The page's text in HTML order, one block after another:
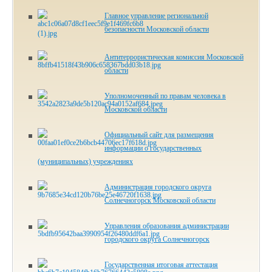
Главное управление региональной
безопасности Московской области
Антитеррористическая комиссия Московской
области
Уполномоченный по правам человека в
Московской области
Официальный сайт для размещения
информации о государственных
(муниципальных) учреждениях
Администрация городского округа
Солнечногорск Московской области
Управления образования администрации
городского округа Солнечногорск
Государственная итоговая аттестация